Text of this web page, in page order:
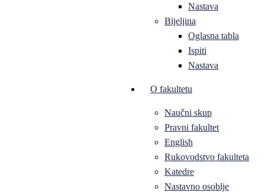
Nastava
Bijeljina
Oglasna tabla
Ispiti
Nastava
O fakultetu
Naučni skup
Pravni fakultet
English
Rukovodstvo fakulteta
Katedre
Nastavno osoblje